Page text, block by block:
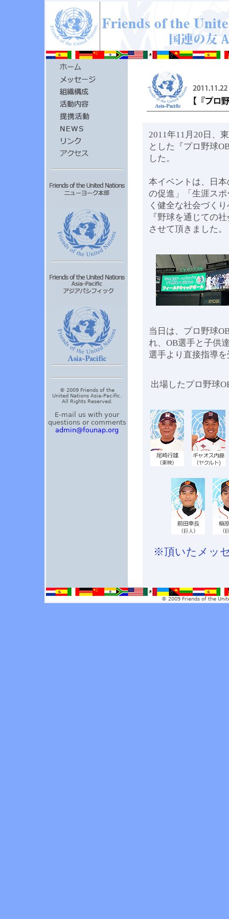
© 2009 Friends of the
United Nations Asia-Pacific.
All Rights Reserved.
E-mail us with your
questions or comments
admin@founap.org
2011年11月20日、
とした『プロ野球
した。
本イベントは、日
の促進」「生涯ス
く健全な社会づく
『野球を通じての
させて頂きました。
当日は、プロ野球
れ、OB選手と子供
選手より直接指導
出場したプロ野球
※頂いたメッ
© 2009 Friends of the